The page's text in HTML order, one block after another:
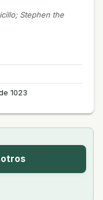
Stephen the
1023